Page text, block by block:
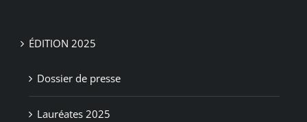
ÉDITION 2025
Dossier de presse
Lauréates 2025